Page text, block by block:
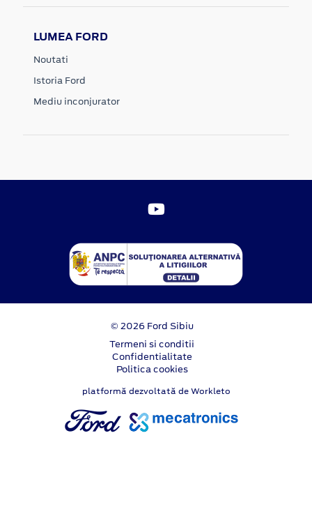
LUMEA FORD
Noutati
Istoria Ford
Mediu inconjurator
© 2026 Ford Sibiu
Termeni si conditii
Confidentialitate
Politica cookies
platformă dezvoltată de Workleto